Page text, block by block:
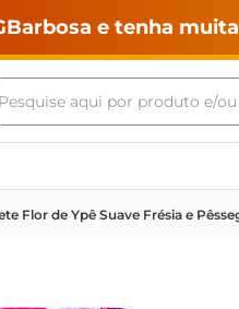
e tenha
aqui por produto e/
Flor de Ypê Suave Frésia e
Termos mais buscados
maquina lavar